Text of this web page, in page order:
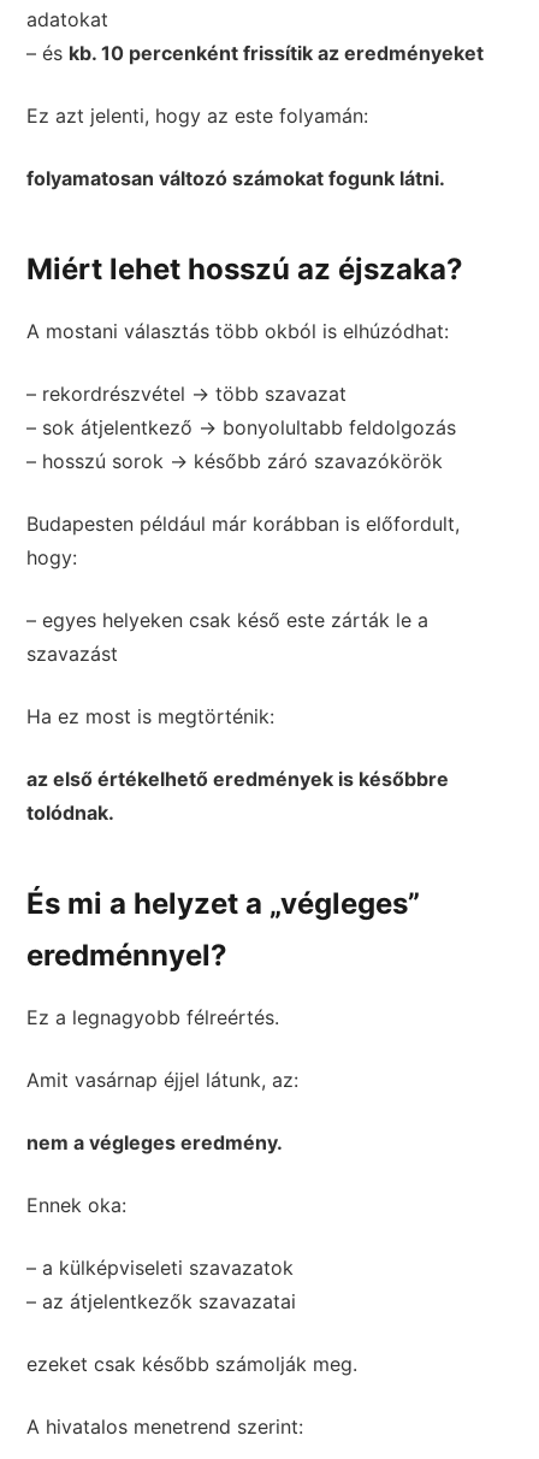
adatokat
– és kb. 10 percenként frissítik az eredményeket
Ez azt jelenti, hogy az este folyamán:
folyamatosan változó számokat fogunk látni.
Miért lehet hosszú az éjszaka?
A mostani választás több okból is elhúzódhat:
– rekordrészvétel → több szavazat
– sok átjelentkező → bonyolultabb feldolgozás
– hosszú sorok → később záró szavazókörök
Budapesten például már korábban is előfordult,
hogy:
– egyes helyeken csak késő este zárták le a
szavazást
Ha ez most is megtörténik:
az első értékelhető eredmények is későbbre
tolódnak.
És mi a helyzet a „végleges”
eredménnyel?
Ez a legnagyobb félreértés.
Amit vasárnap éjjel látunk, az:
nem a végleges eredmény.
Ennek oka:
– a külképviseleti szavazatok
– az átjelentkezők szavazatai
ezeket csak később számolják meg.
A hivatalos menetrend szerint: